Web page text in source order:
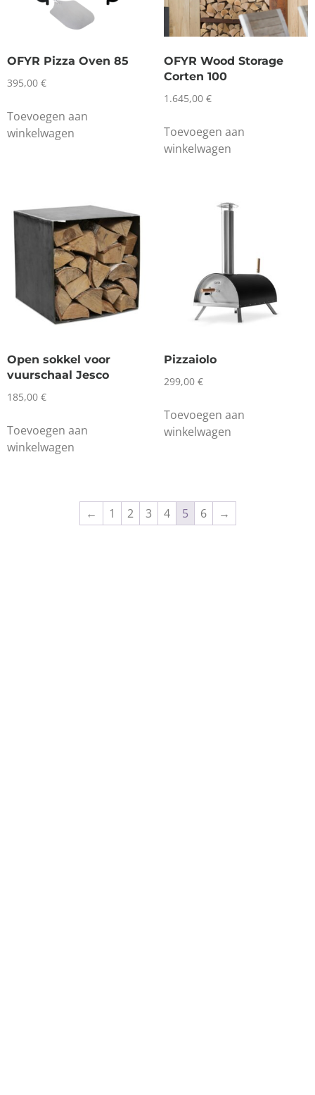
OFYR Pizza Oven 85
395,00 €
Toevoegen aan
winkelwagen
OFYR Wood Storage
Corten 100
1.645,00 €
Toevoegen aan
winkelwagen
Open sokkel voor
vuurschaal Jesco
185,00 €
Toevoegen aan
winkelwagen
Pizzaiolo
299,00 €
Toevoegen aan
winkelwagen
← 1 2 3 4 5 6 →